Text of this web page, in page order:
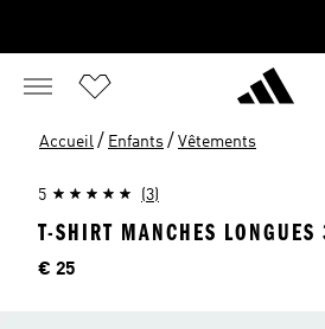
Accueil / Enfants / Vêtements
5 (3)
T-SHIRT MANCHES LONGUES
Price
€ 25